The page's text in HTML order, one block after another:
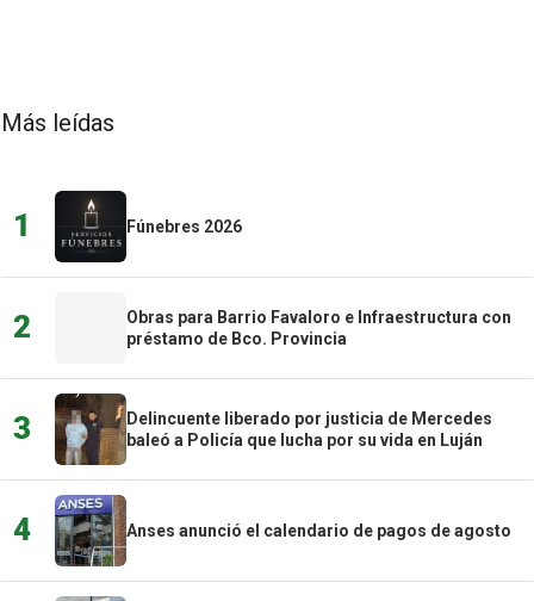
Más leídas
1 Fúnebres 2026
2
Obras para Barrio Favaloro e Infraestructura con
préstamo de Bco. Provincia
3
Delincuente liberado por justicia de Mercedes
baleó a Policía que lucha por su vida en Luján
4 Anses anunció el calendario de pagos de agosto